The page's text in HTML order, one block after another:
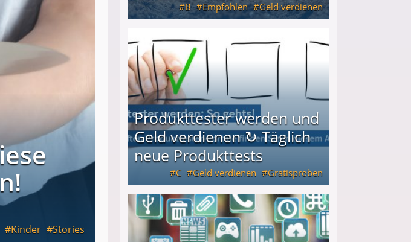
Kinder Stories
B Empfohlen Geld verdienen
20 seriöse Möglichkeiten
Produkttester werden und
Geld verdienen ↻ Täglich
neue Produkttests
C Geld verdienen Gratisproben
und Geld verdienen ↻ Täglich neue Produkttests